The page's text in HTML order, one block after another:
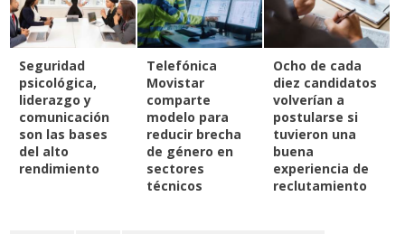
Seguridad
psicológica,
liderazgo y
comunicación
son las bases
del alto
rendimiento
Telefónica
Movistar
comparte
modelo para
reducir brecha
de género en
sectores
técnicos
Ocho de cada
diez candidatos
volverían a
postularse si
tuvieron una
buena
experiencia de
reclutamiento